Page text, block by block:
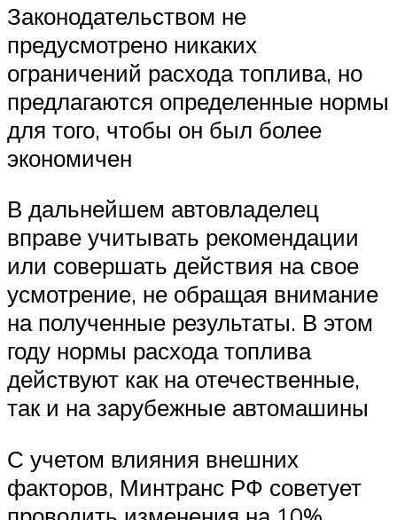
Законодательством не
предусмотрено никаких
ограничений расхода топлива, но
предлагаются определенные нормы
для того, чтобы он был более
экономичен
В дальнейшем автовладелец
вправе учитывать рекомендации
или совершать действия на свое
усмотрение, не обращая внимание
на полученные результаты. В этом
году нормы расхода топлива
действуют как на отечественные,
так и на зарубежные автомашины
С учетом влияния внешних
факторов, Минтранс РФ советует